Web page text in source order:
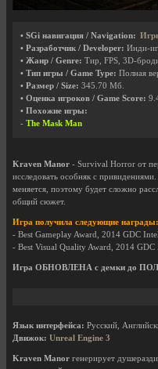
• SGi навигация / Navigation:
• Разработчик / Developer: Инди-
• Жанр / Genre: Тир, FPS, 3D-
• Тип игры / Game Type: Полная
• Размер / Size: 345.70 Мб.
• Оценка игроков / Game Score:
• Похожие игры:
- The Mask Man
Kraven Manor - Survival Horror от
исследовать особняк с
меняется, поэтому будет сложно
общий сюжет.
Игра получила следующие награды:
- Best Gameplay Award, 2014 GDC
- Best Visual Quality Award, 2014 GDC
Игра ОБНОВЛЕНА с демки до
Язык интерфейса: Русский,
Движок: Unreal Engine 3
Kraven Manor генерирует